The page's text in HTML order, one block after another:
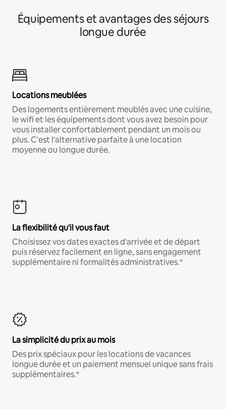
Équipements et avantages des séjours
longue durée
Locations meublées
Des logements entièrement meublés avec une cuisine,
le wifi et les équipements dont vous avez besoin pour
vous installer confortablement pendant un mois ou
plus. C'est l'alternative parfaite à une location
moyenne ou longue durée.
La flexibilité qu'il vous faut
Choisissez vos dates exactes d'arrivée et de départ
puis réservez facilement en ligne, sans engagement
supplémentaire ni formalités administratives.*
La simplicité du prix au mois
Des prix spéciaux pour les locations de vacances
longue durée et un paiement mensuel unique sans frais
supplémentaires.*